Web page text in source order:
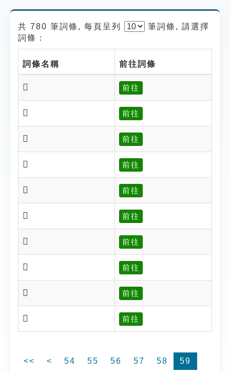
貓頭鷹博士
共 780 筆詞條, 每頁呈列 筆詞條, 請選擇
詞條：
詞條名稱 前往詞條
𤌓 前往
𤌔 前往
𤌕 前往
𤌖 前往
𤌛 前往
𤌜 前往
𤌝 前往
𤌸 前往
𤌑 前往
𤌒 前往
<< < 54 55 56 57 58
59